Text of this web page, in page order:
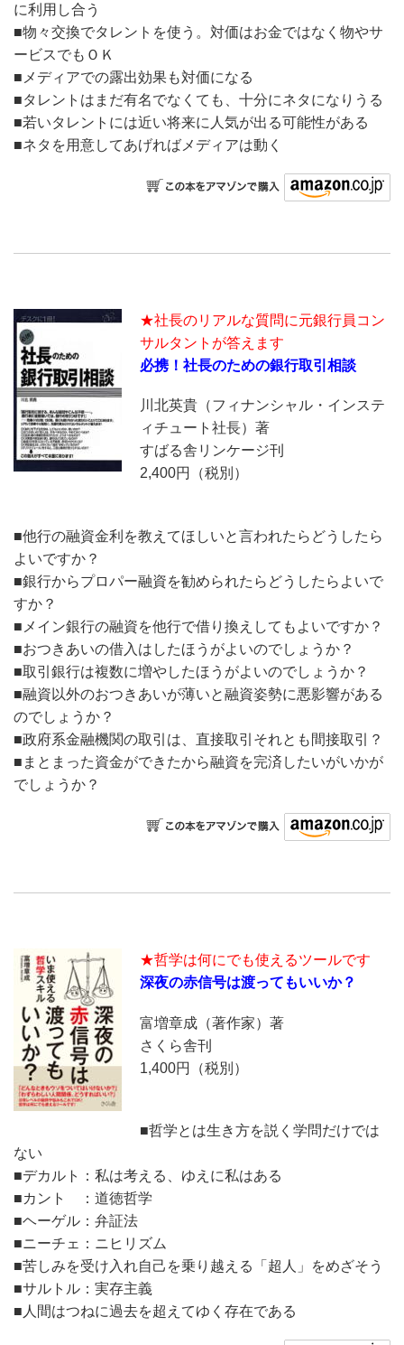
に利用し合う
■物々交換でタレントを使う。対価はお金ではなく物やサ
ービスでもＯＫ
■メディアでの露出効果も対価になる
■タレントはまだ有名でなくても、十分にネタになりうる
■若いタレントには近い将来に人気が出る可能性がある
■ネタを用意してあげればメディアは動く
★社長のリアルな質問に元銀行員コン
サルタントが答えます
必携！社長のための銀行取引相談
川北英貴（フィナンシャル・インステ
ィチュート社長）著
すばる舎リンケージ刊
2,400円（税別）
■他行の融資金利を教えてほしいと言われたらどうしたら
よいですか？
■銀行からプロパー融資を勧められたらどうしたらよいで
すか？
■ メイン銀行の融資を他行で借り換えしてもよいですか？
■おつきあいの借入はしたほうがよいのでしょうか？
■取引銀行は複数に増やしたほうがよいのでしょうか？
■融資以外のおつきあいが薄いと融資姿勢に悪影響がある
のでしょうか？
■政府系金融機関の取引は、直接取引それとも間接取引？
■ まとまった資金ができたから融資を完済したいがいかが
でしょうか？
★哲学は何にでも使えるツールです
深夜の赤信号は渡ってもいいか？
富増章成（著作家）著
さくら舎刊
1,400円（税別）
■哲学とは生き方を説く学問だけでは
ない
■デカルト：私は考える、ゆえに私はある
■カント ：道徳哲学
■ヘーゲル：弁証法
■ニーチェ：ニヒリズム
■苦しみを受け入れ自己を乗り越える「超人」をめざそう
■サルトル：実存主義
■人間はつねに過去を超えてゆく存在である